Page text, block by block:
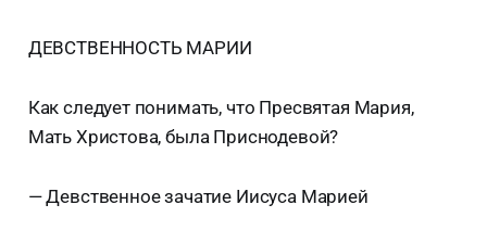
ДЕВСТВЕННОСТЬ МАРИИ
Как следует понимать, что Пресвятая Мария,
Мать Христова, была Приснодевой?
— Девственное зачатие Иисуса Марией